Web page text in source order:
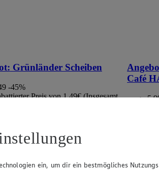
Grünländer Scheiben
-45%
Preis von 1.49€ (Insgesamt
Café
versch.
500g
ein, um dir ein bestmögliches